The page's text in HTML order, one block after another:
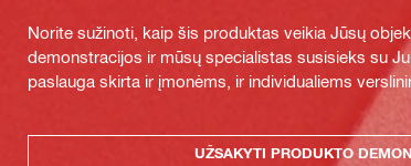
Norite sužinoti, kaip šis produktas veikia Jūsų
demonstracijos ir mūsų specialistas susisieks su
paslauga skirta ir įmonėms, ir individualiems
UŽSAKYTI PRODUKTO